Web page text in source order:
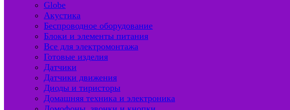
Globe
Акустика
Беспроводное оборудование
Блоки и элементы питания
Все для электромонтажа
Готовые изделия
Датчики
Датчики движения
Диоды и тиристоры
Домашняя техника и электроника